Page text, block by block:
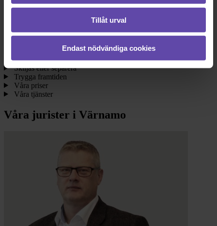
Tillåt urval
Endast nödvändiga cookies
Det här kan vi hjälpa till med
Bli sambo
Juridik för företagare
När någon dör
Skiljas eller separera
Trygga framtiden
Våra priser
Våra tjänster
Våra jurister i Värnamo